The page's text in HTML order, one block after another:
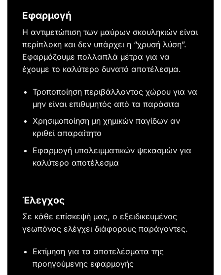
Εφαρμογή
Η αντιμετώπιση των μαύρων σκουληκιών είναι
περίπλοκη και δεν υπάρχει η “χρυσή λύση”.
Εφαρμόζουμε πολλαπλά μέτρα για να
έχουμε το καλύτερο δυνατό αποτέλεσμα.
Τροποποίηση περιβάλλοντος χώρου για να
μην είναι επιθυμητός από τα παράσιτα
Χρησιμοποίηση μη χημικών παγίδων αν
κριθεί απαραίτητο
Εφαρμογή υπολειμματικών ψεκασμών για
καλύτερο αποτέλεσμα
Έλεγχος
Σε κάθε επίσκεψή μας, ο εξειδικευμένος
γεωπόνος ελέγχει διάφορους παράγοντες.
Εκτίμηση για τα αποτελέσματα της
προηγούμενης εφαρμογής